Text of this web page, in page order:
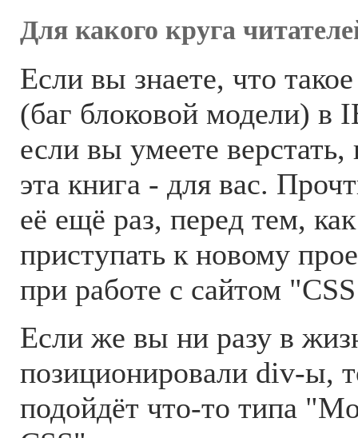
Для какого круга
Если вы знаете, что
(баг блоковой модели) в
если вы умеете верстать,
эта книга - для вас.
её ещё раз, перед тем,
приступать к новому
при работе с сайтом
Если же вы ни разу в
позиционировали div-ы,
подойдёт что-то типа